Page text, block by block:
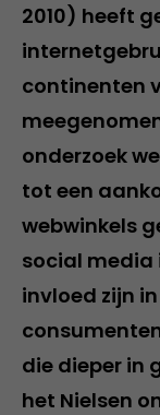
2010) heeft
continenten
onderzoek
tot een
webwinkels
social media
invloed zijn
die dieper in
het Nielsen